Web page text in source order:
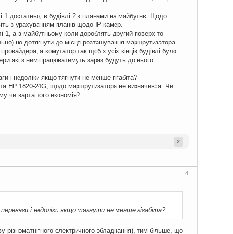
1 достатньо, в будівлі 2 з планами на майбутнє. Щодо
з урахуванням планів щодо ІР камер.
1, а в майбутньому коли дороблять другий поверх то
це дотягнути до місця розташування маршрутизатора
а комутатор так щоб з усіх кінців будівлі було
які з ним працюватимуть зараз будуть до нього
і недоліки якщо тягнути не менше гігабіта?
HP 1820-24G, щодо маршрутизатора не визначився. Чи
чи варта того економія?
2
4
і недоліки якщо тягнути не менше гігабіта?
різноматнітного електричного обладнання), тим більше, що